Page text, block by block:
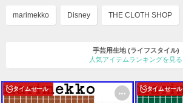
marimekko Disney THE CLOTH SHOP
手芸用生地 (ライフスタイル)
人気アイテムランキングを見る
タイムセール タイムセール